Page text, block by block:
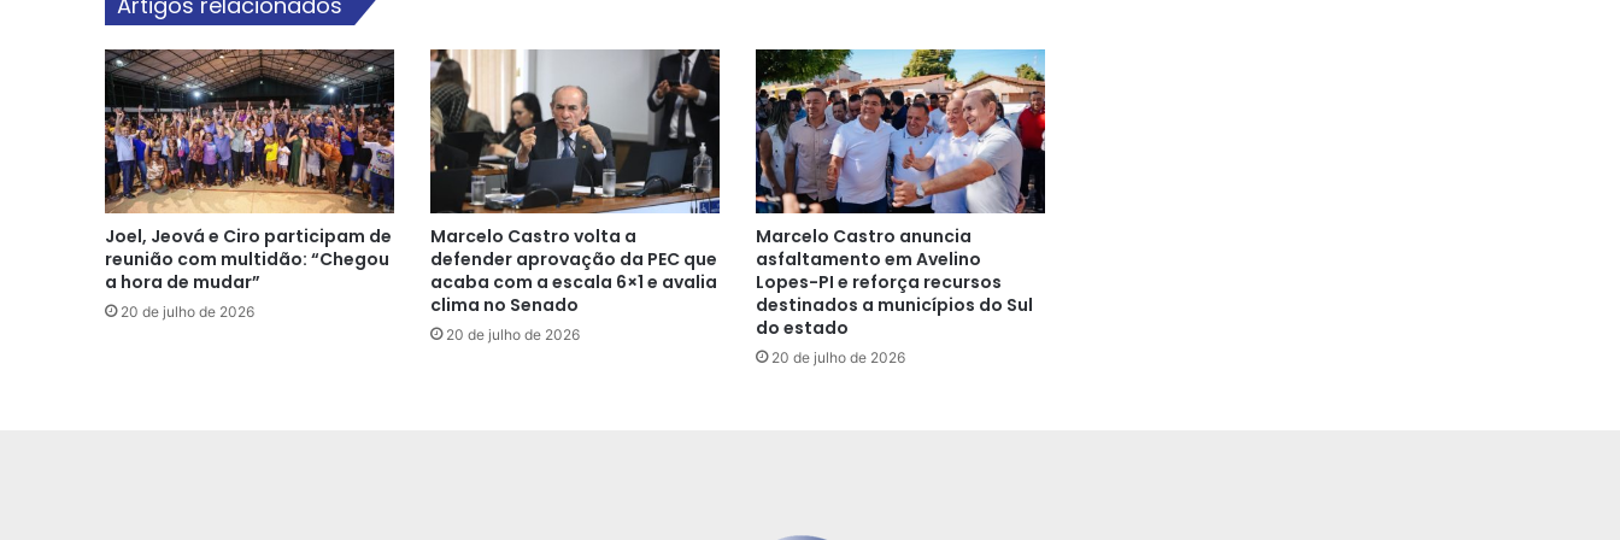
Joel, Jeová e Ciro participam de
reunião com multidão: “Chegou
a hora de mudar”
20 de julho de 2026
Marcelo Castro volta a
defender aprovação da PEC que
acaba com a escala 6×1 e avalia
clima no Senado
20 de julho de 2026
Marcelo Castro anuncia
asfaltamento em Avelino
Lopes-PI e reforça recursos
destinados a municípios do Sul
do estado
20 de julho de 2026